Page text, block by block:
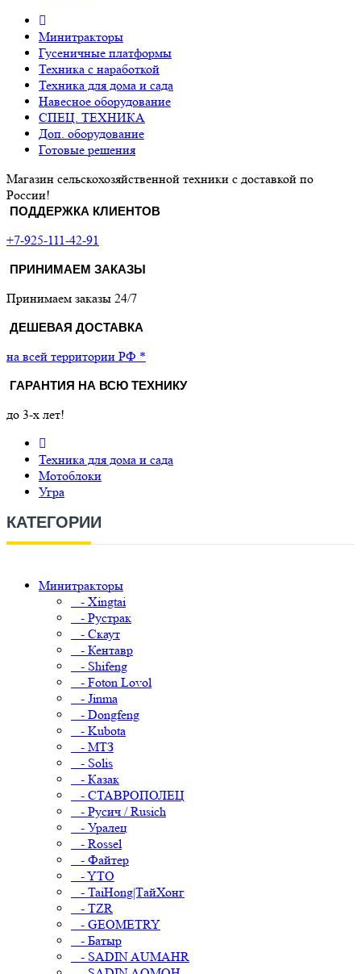
Минитракторы
Гусеничные платформы
Техника с наработкой
Техника для дома и сада
Навесное оборудование
СПЕЦ. ТЕХНИКА
Доп. оборудование
Готовые решения
Магазин сельскохозяйственной техники с доставкой по
России!
ПОДДЕРЖКА КЛИЕНТОВ
+7-925-111-42-91
ПРИНИМАЕМ ЗАКАЗЫ
Принимаем заказы 24/7
ДЕШЕВАЯ ДОСТАВКА
на всей территории РФ *
ГАРАНТИЯ НА ВСЮ ТЕХНИКУ
до 3-х лет!
Техника для дома и сада
Мотоблоки
Угра
КАТЕГОРИИ
Минитракторы
- Xingtai
- Рустрак
- Скаут
- Кентавр
- Shifeng
- Foton Lovol
- Jinma
- Dongfeng
- Kubota
- МТЗ
- Solis
- Казак
- СТАВРОПОЛЕЦ
- Русич / Rusich
- Уралец
- Rossel
- Файтер
- YTO
- TaiHong|ТайХонг
- TZR
- GEOMETRY
- Батыр
- SADIN AUMAHR